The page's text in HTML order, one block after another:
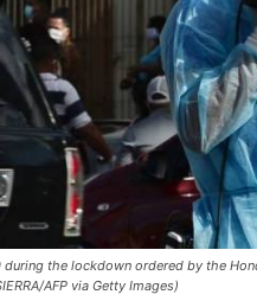
the lockdown ordered by the
AFP via Getty Images)